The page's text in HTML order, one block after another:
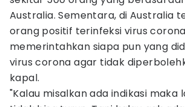
Australia. Sementara, di Australia
orang positif terinfeksi virus
memerintahkan siapa pun yang
virus corona agar tidak
kapal.
"Kalau misalkan ada indikasi maka